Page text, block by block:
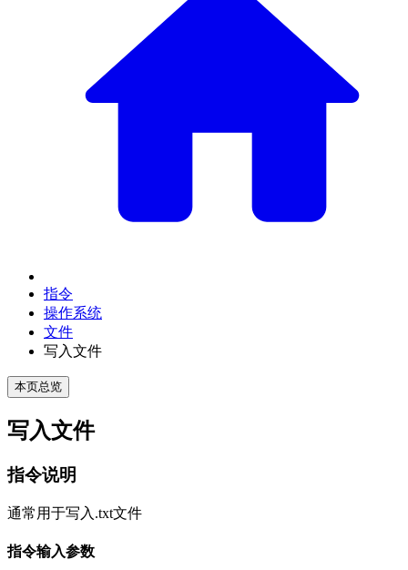
指令
操作系统
文件
写入文件
本页总览
写入文件
指令说明
通常用于写入.txt文件
指令输入参数